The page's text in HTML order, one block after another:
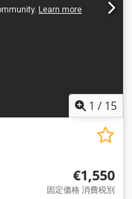
1 / 15
€1,550
固定価格 消費税別